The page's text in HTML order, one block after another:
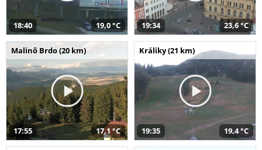
18:40 19,0 °C 19:34 23,6 °C
Malinô Brdo (20 km)
17:55 17,1 °C
Králiky (21 km)
19:35 19,4 °C